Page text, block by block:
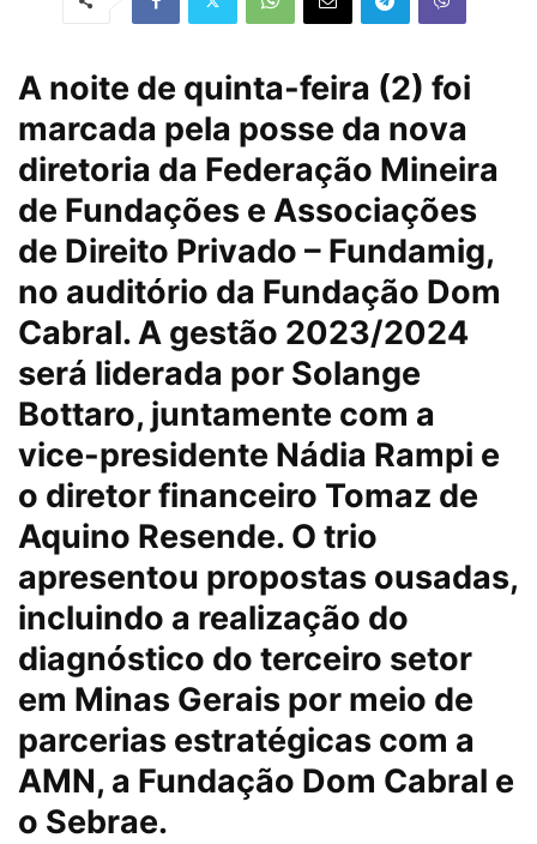
A noite de quinta-feira (2) foi
marcada pela posse da nova
diretoria da Federação Mineira
de Fundações e Associações
de Direito Privado – Fundamig,
no auditório da Fundação Dom
Cabral. A gestão 2023/2024
será liderada por Solange
Bottaro, juntamente com a
vice-presidente Nádia Rampi e
o diretor financeiro Tomaz de
Aquino Resende. O trio
apresentou propostas ousadas,
incluindo a realização do
diagnóstico do terceiro setor
em Minas Gerais por meio de
parcerias estratégicas com a
AMN, a Fundação Dom Cabral e
o Sebrae.